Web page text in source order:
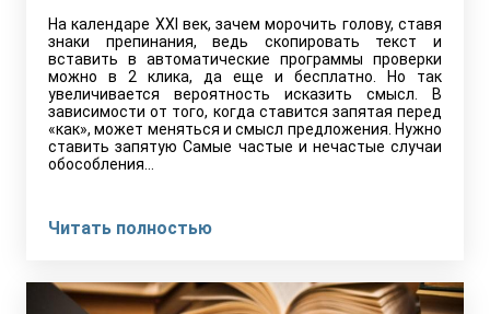
На календаре XXI век, зачем морочить голову, ставя
знаки препинания, ведь скопировать текст и
вставить в автоматические программы проверки
можно в 2 клика, да еще и бесплатно. Но так
увеличивается вероятность исказить смысл. В
зависимости от того, когда ставится запятая перед
«как», может меняться и смысл предложения. Нужно
ставить запятую Самые частые и нечастые случаи
обособления…
Читать полностью